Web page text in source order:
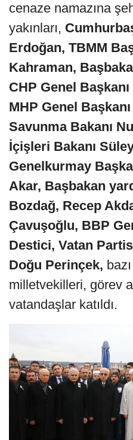
cenaze namazına
yakınları,
Erdoğan, TBMM
Kahraman,
CHP Genel
MHP Genel
Savunma Bakanı
İçişleri Bakanı
Genelkurmay
Akar, Başbakan
Bozdağ, Recep
Çavuşoğlu, BBP
Destici, Vatan
Doğu Perinçek,
milletvekilleri, görev
vatandaşlar katıldı.